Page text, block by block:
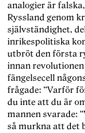
analogier är
Ryssland genom
självständighet,
inrikespolitiska
utbröt den första
innan
fängelsecell
frågade: “Varför
du inte att du är
mannen svarade:
så murkna att det